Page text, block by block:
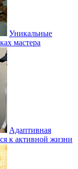
Уникальные
мастера
Адаптивная
к активной жизни